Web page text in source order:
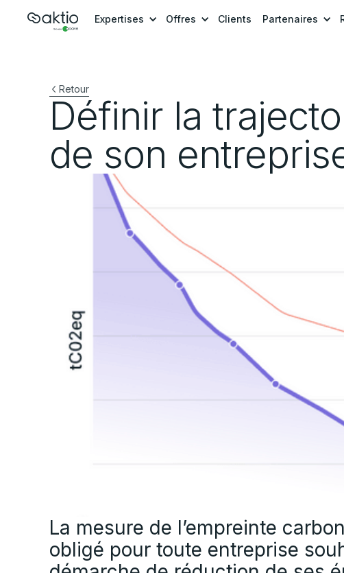
Expertises Offres Clients Partenaires
Retour
Définir la
de son
La mesure de l’empreinte
obligé pour toute entreprise